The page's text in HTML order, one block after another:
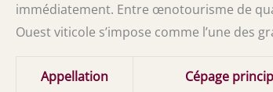
immédiatement. Entre œnotourisme de
Ouest viticole s’impose comme l’une des
Appellation Cépage